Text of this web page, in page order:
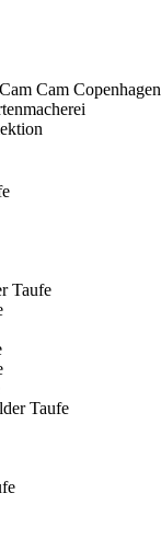
Cam Copenhagen
Taufe
Taufe